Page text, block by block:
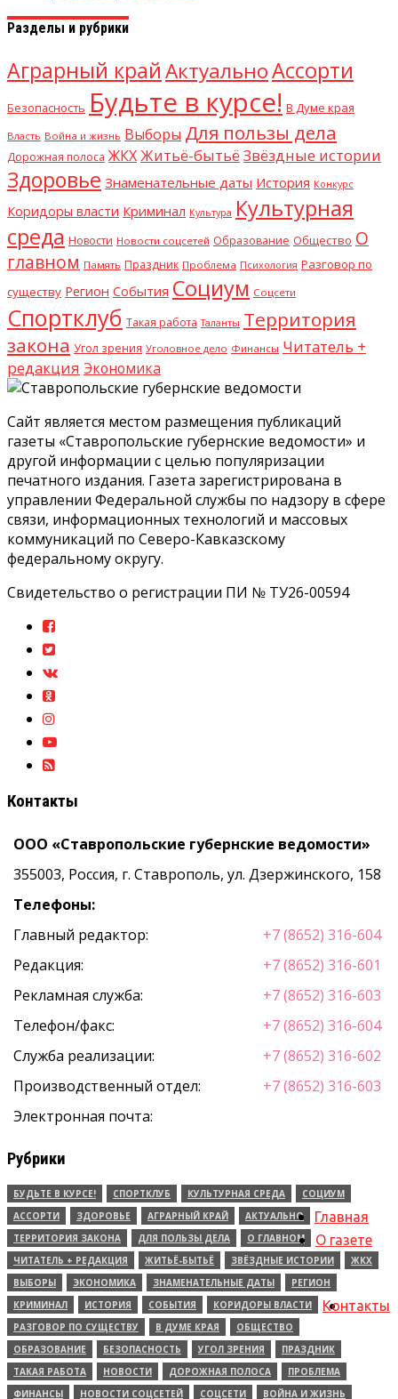
Разделы и рубрики
Аграрный крайАктуальноАссорти
Безопасность Будьте в курсе! В Думе края
Власть Война и жизнь Выборы Для пользы дела
Дорожная полоса ЖКХЖитьё-бытьё Звёздные истории
Здоровье Знаменательные даты История Конкурс
Коридоры власти Криминал Культура Культурная
среда Новости Новости соцсетей Образование Общество О
главном Память Праздник Проблема Психология Разговор по
существу Регион События Социум Соцсети
Спортклуб Такая работа Таланты Территория
закона Угол зрения Уголовное дело Финансы Читатель +
редакция Экономика
Сайт является местом размещения публикаций
газеты «Ставропольские губернские ведомости» и
другой информации с целью популяризации
печатного издания. Газета зарегистрирована в
управлении Федеральной службы по надзору в сфере
связи, информационных технологий и массовых
коммуникаций по Северо-Кавказскому
федеральному округу.
Свидетельство о регистрации ПИ № ТУ26-00594
Контакты
ООО «Ставропольские губернские ведомости»
355003, Россия, г. Ставрополь, ул. Дзержинского, 158
Телефоны:
Главный редактор:
+7 (8652) 316-604
Редакция:
+7 (8652) 316-601
Рекламная служба:
+7 (8652) 316-603
Телефон/факс:
+7 (8652) 316-604
Служба реализации:
+7 (8652) 316-602
Производственный отдел:
+7 (8652) 316-603
Электронная почта:
Рубрики
БУДЬТЕ В КУРСЕ! СПОРТКЛУБ КУЛЬТУРНАЯ СРЕДА
СОЦИУМ
АССОРТИ
ЗДОРОВЬЕ АГРАРНЫЙ КРАЙ
АКТУАЛЬНО
ТЕРРИТОРИЯ ЗАКОНА
ДЛЯ ПОЛЬЗЫ ДЕЛА
О ГЛАВНОМ
ЧИТАТЕЛЬ + РЕДАКЦИЯ
ЖИТЬЁ-БЫТЬЁ ЗВЁЗДНЫЕ ИСТОРИИ
ЖКХ
ВЫБОРЫ
ЭКОНОМИКА ЗНАМЕНАТЕЛЬНЫЕ ДАТЫ
РЕГИОН
КРИМИНАЛ
ИСТОРИЯ СОБЫТИЯ
КОРИДОРЫ ВЛАСТИ
РАЗГОВОР ПО СУЩЕСТВУ
В ДУМЕ КРАЯ
ОБЩЕСТВО
ОБРАЗОВАНИЕ
БЕЗОПАСНОСТЬ УГОЛ ЗРЕНИЯ
ПРАЗДНИК
ТАКАЯ РАБОТА
НОВОСТИ ДОРОЖНАЯ ПОЛОСА
ПРОБЛЕМА
ФИНАНСЫ
НОВОСТИ СОЦСЕТЕЙ СОЦСЕТИ ВОЙНА И ЖИЗНЬ
Главная
О газете
Контакты